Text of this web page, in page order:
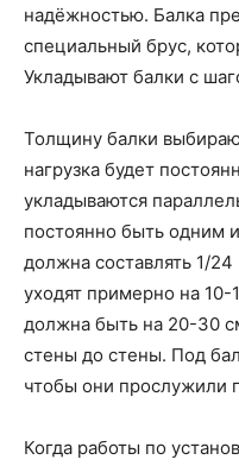
надёжностью. Балка
специальный брус,
Укладывают балки с
Толщину балки
нагрузка будет
укладываются
постоянно быть одним
должна составлять 1/
уходят примерно на 10-
должна быть на 20-30
стены до стены. Под
чтобы они прослужили
Когда работы по